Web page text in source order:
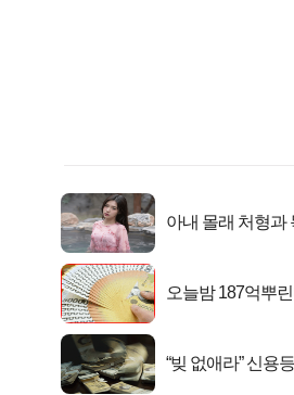
아내 몰래 처형과
오늘밤 187억뿌
“빚 없애라” 신용